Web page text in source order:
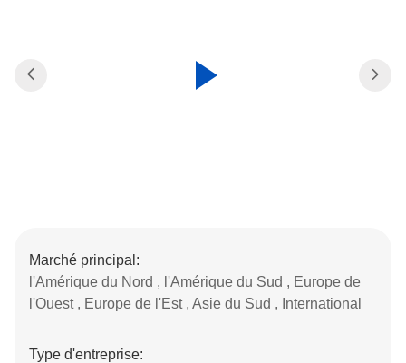
Marché principal:
l'Amérique du Nord , l'Amérique du Sud , Europe de
l'Ouest , Europe de l'Est , Asie du Sud , International
Type d'entreprise: